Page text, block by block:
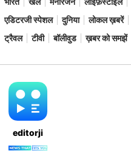
एडिटरजी स्पेशल
दुनिया लोकल ख़बरें
ट्रैवल
टीवी बॉलीवुड ख़बर को समझें
editorji